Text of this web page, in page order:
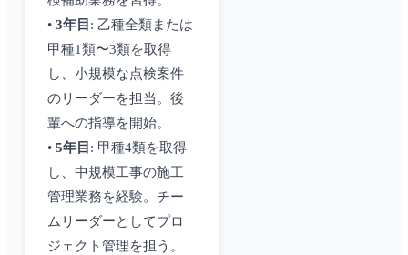
• 3年目 : 乙種全類または
甲種1類〜3類を取得
し、小規模な点検案件
のリーダーを担当。後
輩への指導を開始。
• 5年目 : 甲種4類を取得
し、中規模工事の施工
管理業務を経験。チー
ムリーダーとしてプロ
ジェクト管理を担う。